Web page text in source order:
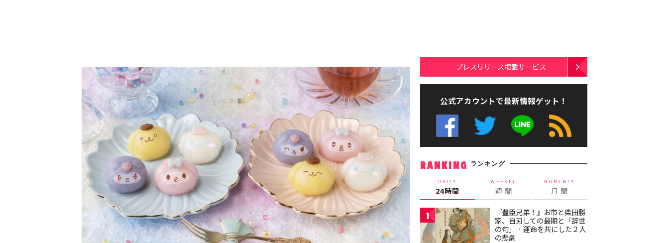
プレスリリース掲載サービス
公式アカウントで最新情報ゲット！
RANKING ランキング
DAILY
24時間
WEEKLY
週 間
MONTHLY
月 間
1
『豊臣兄弟！』お市と柴田勝
家、自刃しての最期と「辞世
の句」…運命を共にした２人
の悲劇